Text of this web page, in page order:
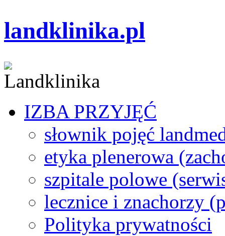
landklinika.pl
IZBA PRZYJĘĆ
słownik pojęć
etyka plenerowa
szpitale polowe
lecznice i znachorzy
Polityka prywatności